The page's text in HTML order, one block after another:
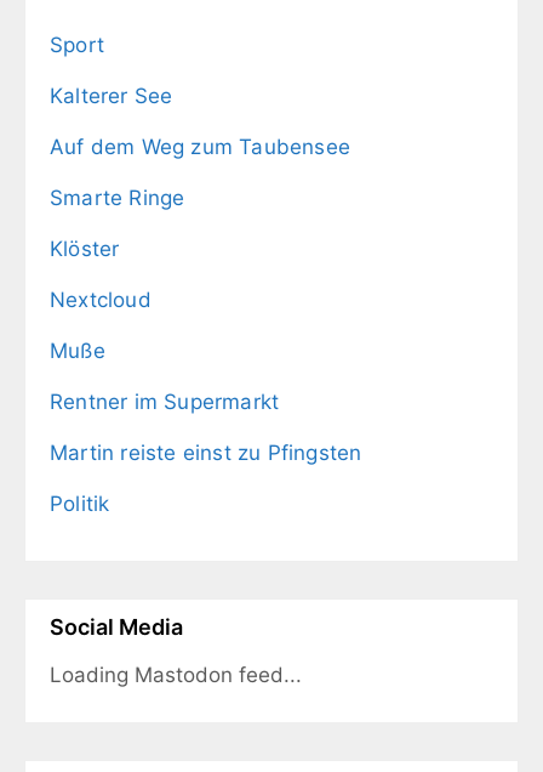
Sport
Kalterer See
Auf dem Weg zum Taubensee
Smarte Ringe
Klöster
Nextcloud
Muße
Rentner im Supermarkt
Martin reiste einst zu Pfingsten
Politik
Social Media
Loading Mastodon feed...